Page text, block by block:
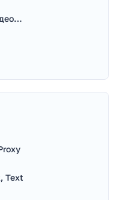
ВКонтакте: музыка, видео, чат
Text